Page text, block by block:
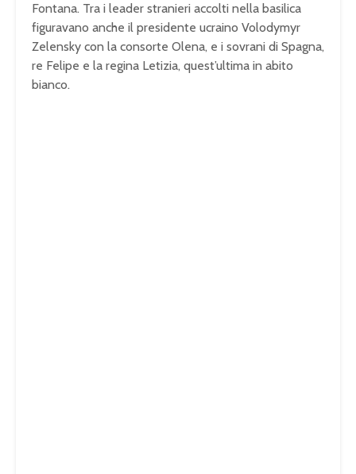
Fontana. Tra i leader stranieri accolti nella basilica
figuravano anche il presidente ucraino Volodymyr
Zelensky con la consorte Olena, e i sovrani di Spagna,
re Felipe e la regina Letizia, quest’ultima in abito
bianco.